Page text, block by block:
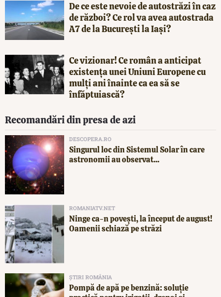
De ce este nevoie de autostrăzi în caz
de război? Ce rol va avea autostrada
A7 de la București la Iași?
Ce vizionar! Ce român a anticipat
existența unei Uniuni Europene cu
mulți ani înainte ca ea să se
înfăptuiască?
Recomandări din presa de azi
DESCOPERA.RO
Singurul loc din Sistemul Solar în care
astronomii au observat...
ROMANIATV.NET
Ninge ca-n povești, la început de august!
Oamenii schiază pe străzi
ȘTIRI ROMÂNIA
Pompă de apă pe benzină: soluție